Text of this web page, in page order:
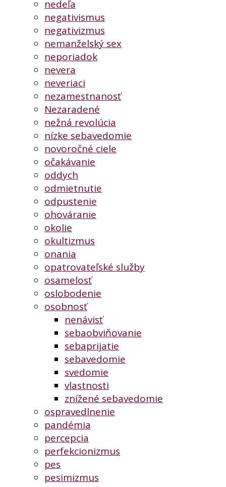
nedeľa
negativismus
negativizmus
nemanželský sex
neporiadok
nevera
neveriaci
nezamestnanosť
Nezaradené
nežná revolúcia
nízke sebavedomie
novoročné ciele
očakávanie
oddych
odmietnutie
odpustenie
ohováranie
okolie
okultizmus
onania
opatrovateľské služby
osamelosť
oslobodenie
osobnosť
nenávisť
sebaobviňovanie
sebaprijatie
sebavedomie
svedomie
vlastnosti
znížené sebavedomie
ospravedlnenie
pandémia
percepcia
perfekcionizmus
pes
pesimizmus